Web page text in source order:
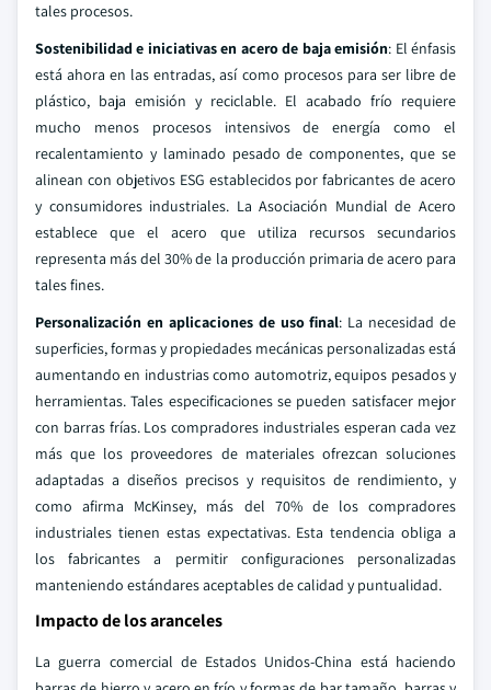
tales procesos.
Sostenibilidad e iniciativas en acero de baja emisión: El énfasis
está ahora en las entradas, así como procesos para ser libre de
plástico, baja emisión y reciclable. El acabado frío requiere
mucho menos procesos intensivos de energía como el
recalentamiento y laminado pesado de componentes, que se
alinean con objetivos ESG establecidos por fabricantes de acero
y consumidores industriales. La Asociación Mundial de Acero
establece que el acero que utiliza recursos secundarios
representa más del 30% de la producción primaria de acero para
tales fines.
Personalización en aplicaciones de uso final: La necesidad de
superficies, formas y propiedades mecánicas personalizadas está
aumentando en industrias como automotriz, equipos pesados y
herramientas. Tales especificaciones se pueden satisfacer mejor
con barras frías. Los compradores industriales esperan cada vez
más que los proveedores de materiales ofrezcan soluciones
adaptadas a diseños precisos y requisitos de rendimiento, y
como afirma McKinsey, más del 70% de los compradores
industriales tienen estas expectativas. Esta tendencia obliga a
los fabricantes a permitir configuraciones personalizadas
manteniendo estándares aceptables de calidad y puntualidad.
Impacto de los aranceles
La guerra comercial de Estados Unidos-China está haciendo